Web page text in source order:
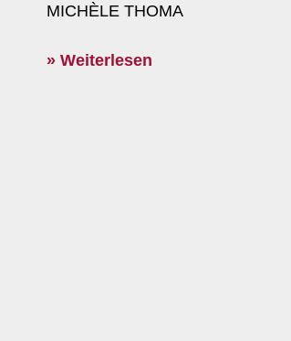
MICHÈLE THOMA
» Weiterlesen